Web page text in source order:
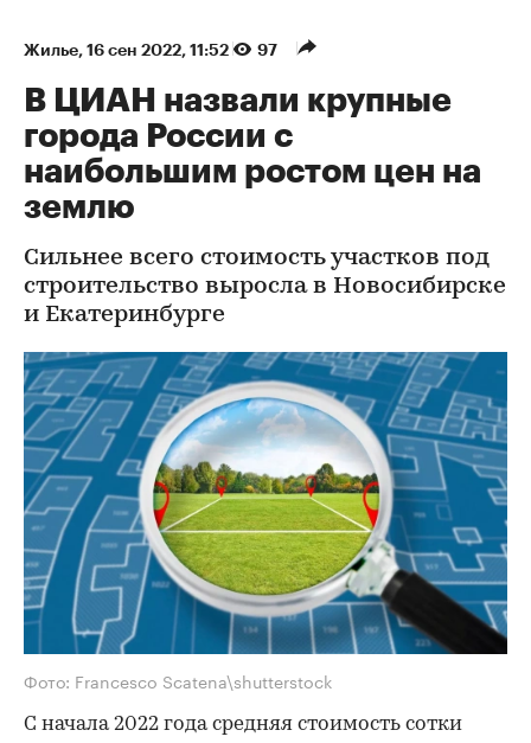
Жилье⁠, 16 сен 2022, 11:52 97
В ЦИАН назвали крупные
города России с
наибольшим ростом цен на
землю
Сильнее всего стоимость участков под
строительство выросла в Новосибирске
и Екатеринбурге
Фото: Francesco Scatena\shutterstock
С начала 2022 года средняя стоимость сотки